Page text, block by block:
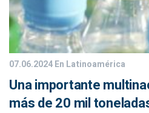
07.06.2024En Latinoamérica
Una importante
más de 20 mil